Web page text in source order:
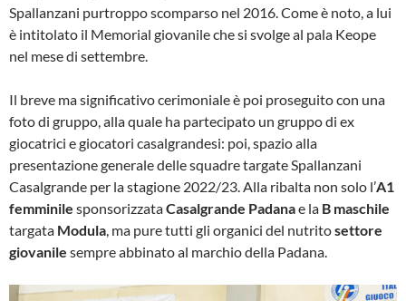
Spallanzani purtroppo scomparso nel 2016. Come è noto, a lui
è intitolato il Memorial giovanile che si svolge al pala Keope
nel mese di settembre.
Il breve ma significativo cerimoniale è poi proseguito con una
foto di gruppo, alla quale ha partecipato un gruppo di ex
giocatrici e giocatori casalgrandesi: poi, spazio alla
presentazione generale delle squadre targate Spallanzani
Casalgrande per la stagione 2022/23. Alla ribalta non solo l’A1
femminile sponsorizzataCasalgrande Padanae la B maschile
targata Modula , ma pure tutti gli organici del nutritosettore
giovanile sempre abbinato al marchio della Padana.